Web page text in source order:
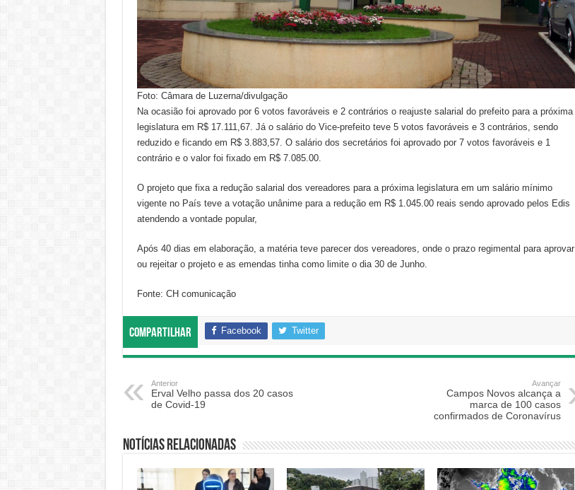
Foto: Câmara de Luzerna/divulgação
Na ocasião foi aprovado por 6 votos favoráveis e 2 contrários o reajuste salarial do prefeito para a próxima
legislatura em R$ 17.111,67. Já o salário do Vice-prefeito teve 5 votos favoráveis e 3 contrários, sendo
reduzido e ficando em R$ 3.883,57. O salário dos secretários foi aprovado por 7 votos favoráveis e 1
contrário e o valor foi fixado em R$ 7.085.00.
O projeto que fixa a redução salarial dos vereadores para a próxima legislatura em um salário mínimo
vigente no País teve a votação unânime para a redução em R$ 1.045.00 reais sendo aprovado pelos Edis
atendendo a vontade popular,
Após 40 dias em elaboração, a matéria teve parecer dos vereadores, onde o prazo regimental para aprovar
ou rejeitar o projeto e as emendas tinha como limite o dia 30 de Junho.
Fonte: CH comunicação
Compartilhar Facebook Twitter
Anterior
Erval Velho passa dos 20 casos
de Covid-19
Avançar
Campos Novos alcança a
marca de 100 casos
confirmados de Coronavírus
Notícias relacionadas